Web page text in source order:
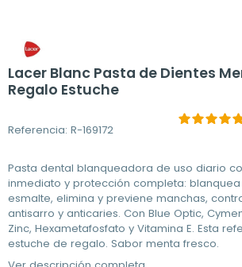
Lacer Blanc Pasta de Dientes
Regalo Estuche
Referencia: R-169172
Pasta dental blanqueadora de uso diario
inmediato y protección completa:
esmalte, elimina y previene manchas,
antisarro y anticaries. Con Blue Optic,
Zinc, Hexametafosfato y Vitamina E. Esta
estuche de regalo. Sabor menta fresco.